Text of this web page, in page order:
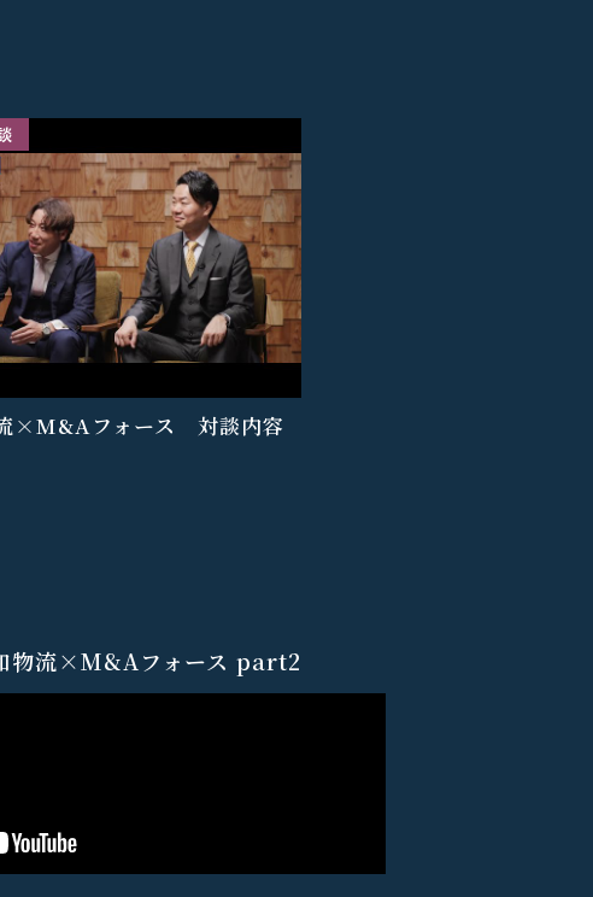
×M&Aフォース 対談内容
物流×M&Aフォース part2